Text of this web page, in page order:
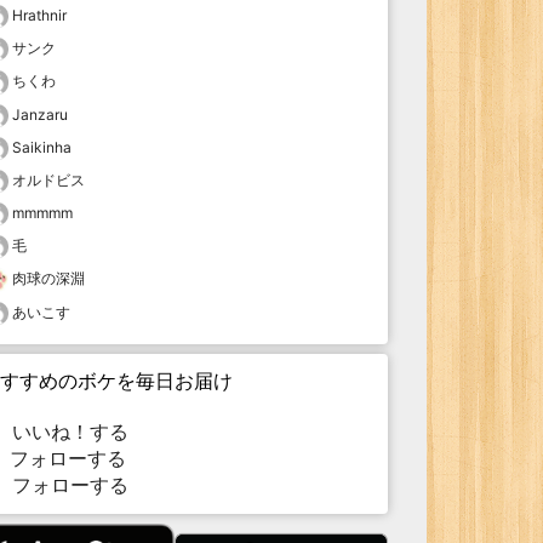
Hrathnir
サンク
ちくわ
Janzaru
Saikinha
オルドビス
mmmmm
毛
肉球の深淵
あいこす
すめのボケを毎日お届け
いいね！する
ォローする
フォローする